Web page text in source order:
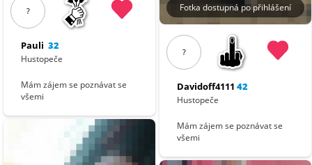
?
Pauli 32
Hustopeče
Mám zájem se poznávat se
všemi
Fotka dostupná po přihlášení
?
Davidoff4111 42
Hustopeče
Mám zájem se poznávat se
všemi